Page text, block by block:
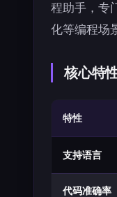
程助手，专
化等编程场
核心特
特性
支持语言
代码准确率